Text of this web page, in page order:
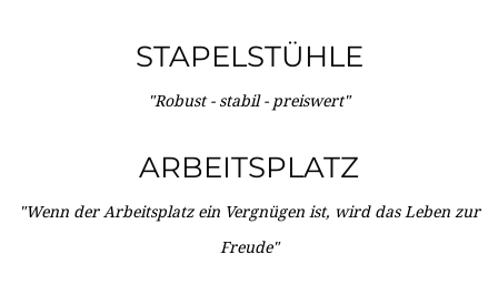
STAPELSTÜHLE
"Robust - stabil - preiswert"
ARBEITSPLATZ
"Wenn der Arbeitsplatz ein Vergnügen ist, wird das Leben zur
Freude"